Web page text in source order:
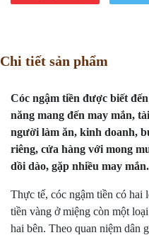
Chi tiết sản phẩm
Cóc ngậm tiền được biết
năng mang đến may mắn,
người làm ăn, kinh doanh,
riêng, cửa hàng với mong
dồi dào, gặp nhiều may mắn.
Thực tế, cóc ngậm tiền có hai
tiền vàng ở miệng còn một
hai bên. Theo quan niệm dân